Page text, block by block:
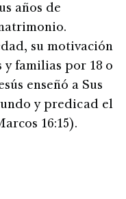
años de
su motivación
y familias por 18 o
enseñó a Sus
y predicad el
16:15).